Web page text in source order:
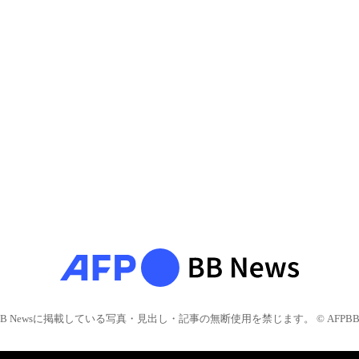
Newsに掲載している写真・見出し・記事の無断使用を禁じます。 © AFPBB